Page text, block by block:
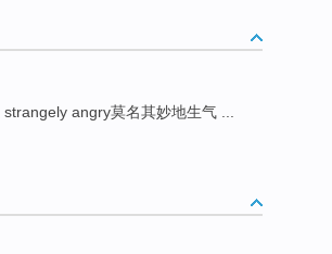
strangely angry莫名其妙地生气 ...